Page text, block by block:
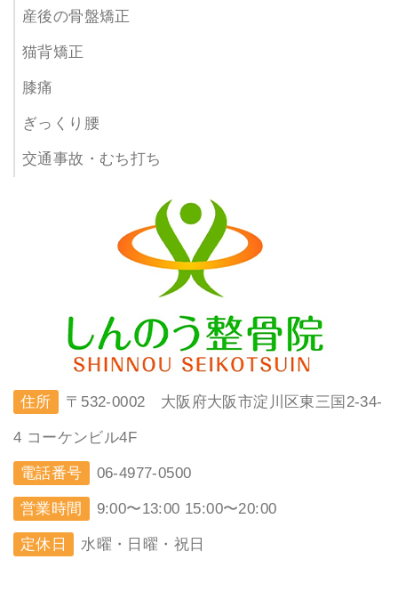
産後の骨盤矯正
猫背矯正
膝痛
ぎっくり腰
交通事故・むち打ち
住所 〒532-0002 大阪府大阪市淀川区東三国2-34-
4 コーケンビル4F
電話番号 06-4977-0500
営業時間 9:00〜13:00 15:00〜20:00
定休日 水曜・日曜・祝日